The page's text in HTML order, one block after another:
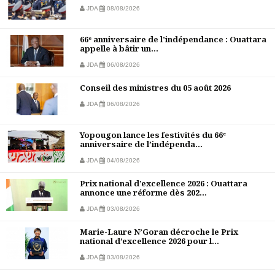
JDA 08/08/2026
66ᵉ anniversaire de l’indépendance : Ouattara
appelle à bâtir un...
JDA 06/08/2026
Conseil des ministres du 05 août 2026
JDA 06/08/2026
Yopougon lance les festivités du 66ᵉ
anniversaire de l’indépenda...
JDA 04/08/2026
Prix national d’excellence 2026 : Ouattara
annonce une réforme dès 202...
JDA 03/08/2026
Marie-Laure N’Goran décroche le Prix
national d’excellence 2026 pour l...
JDA 03/08/2026